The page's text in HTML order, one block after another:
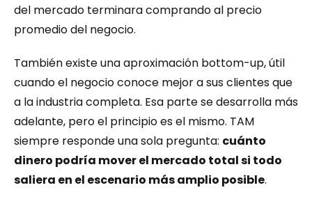
del mercado terminara comprando al precio
promedio del negocio.
También existe una aproximación bottom-up, útil
cuando el negocio conoce mejor a sus clientes que
a la industria completa. Esa parte se desarrolla más
adelante, pero el principio es el mismo. TAM
siempre responde una sola pregunta: cuánto
dinero podría mover el mercado total si todo
saliera en el escenario más amplio posible.